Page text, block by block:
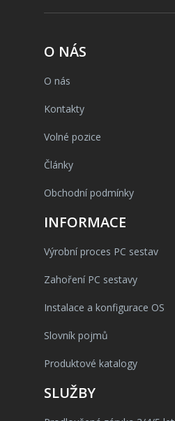
O NÁS
O nás
Kontakty
Volné pozice
Články
Obchodní podmínky
INFORMACE
Výrobní proces PC sestav
Zahoření PC sestavy
Instalace a konfigurace OS
Slovník pojmů
Produktové katalogy
SLUŽBY